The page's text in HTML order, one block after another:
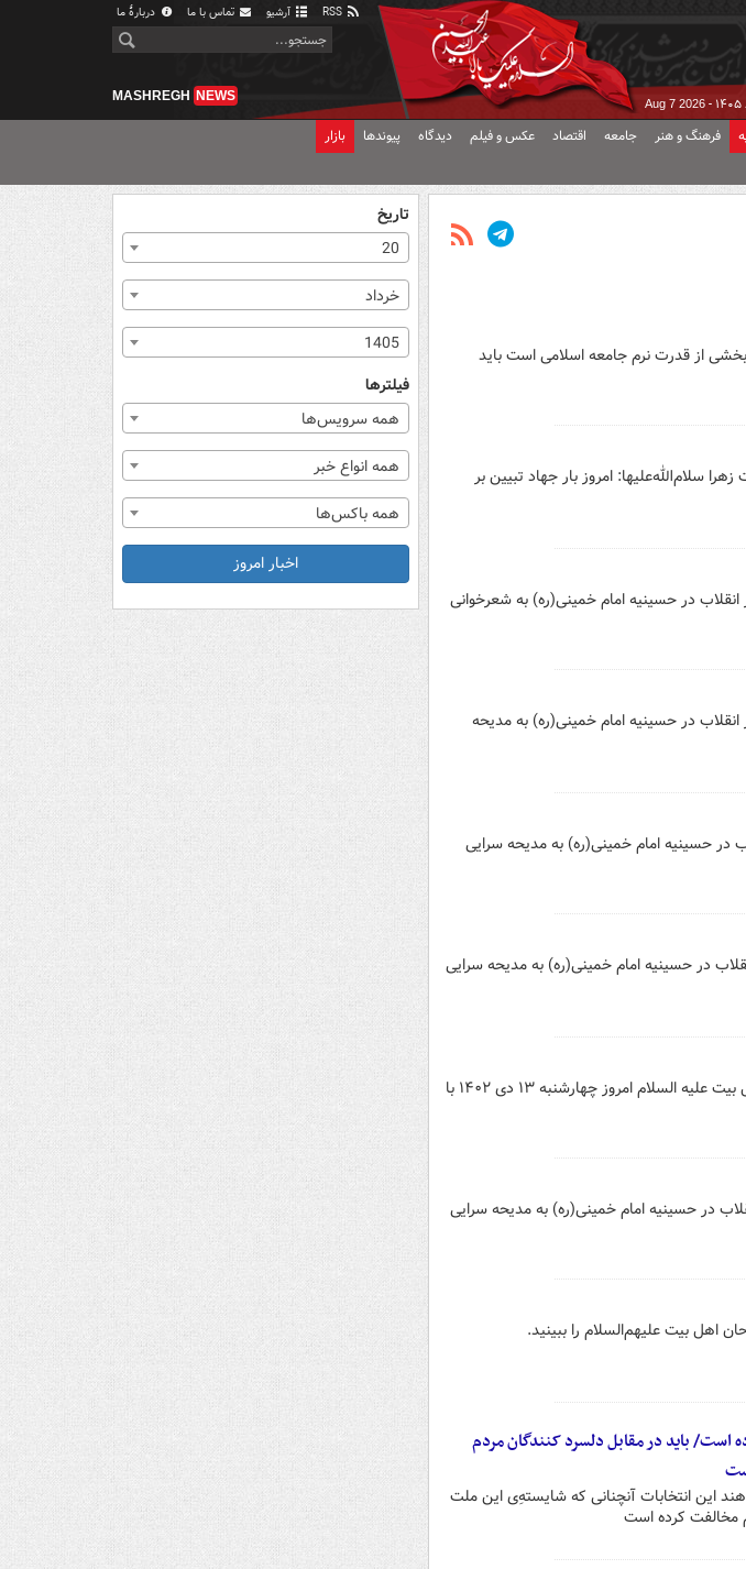
آرشیو تماس با ما دربارهٔ ما
Aug 7 2026
MASHREGH NEWS
فرهنگ و هنر جامعه اقتصاد عکس و فیلم دیدگاه پیوندها بازار
از قدرت نرم جامعه اسلامی است باید
سلام‌الله‌علیها: امروز بار جهاد تبیین بر
امروز چهارشنبه ۱۳ دی ۱۴۰۲ در محضر رهبر انقلاب در حسینیه امام خمینی(ره) به شعرخوانی
امروز چهارشنبه ۱۳ دی ۱۴۰۲ در محضر رهبر انقلاب در حسینیه امام خمینی(ره) به مدیحه
۱۳ دی ۱۴۰۲ در محضر رهبر انقلاب در حسینیه امام خمینی(ره) به مدیحه سرایی
چهارشنبه ۱۳ دی ۱۴۰۲ در محضر رهبر انقلاب در حسینیه امام خمینی(ره) به مدیحه سرایی
در سالروز ولادت حضرت فاطمه الزهرا سلام‌الله علیها تعدادی از مادحین اهل بیت علیه السلام امروز چهارشنبه ۱۳ دی ۱۴۰۲ با
چهارشنبه ۱۳ دی ۱۴۰۲ در محضر رهبر انقلاب در حسینیه امام خمینی(ره) به مدیحه سرایی
اهل بیت علیهم‌السلام را ببینید.
باید در مقابل دلسرد کنندگان مردم
این انتخابات آنچنانی که شایسته‌ِی این ملت
مخالفت کرده است
تاریخ
20
خرداد
1405
فیلترها
همه سرویس‌ها
همه انواع خبر
همه باکس‌ها
اخبار امروز